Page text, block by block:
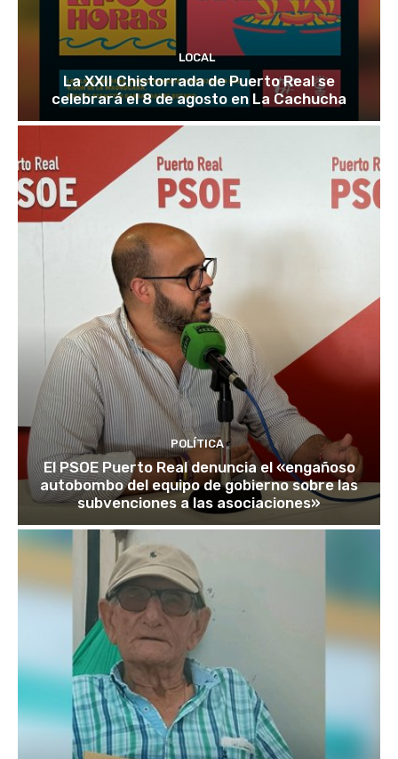
LOCAL
La XXII Chistorrada de Puerto Real se
celebrará el 8 de agosto en La Cachucha
POLÍTICA
El PSOE Puerto Real denuncia el «engañoso
autobombo del equipo de gobierno sobre las
subvenciones a las asociaciones»